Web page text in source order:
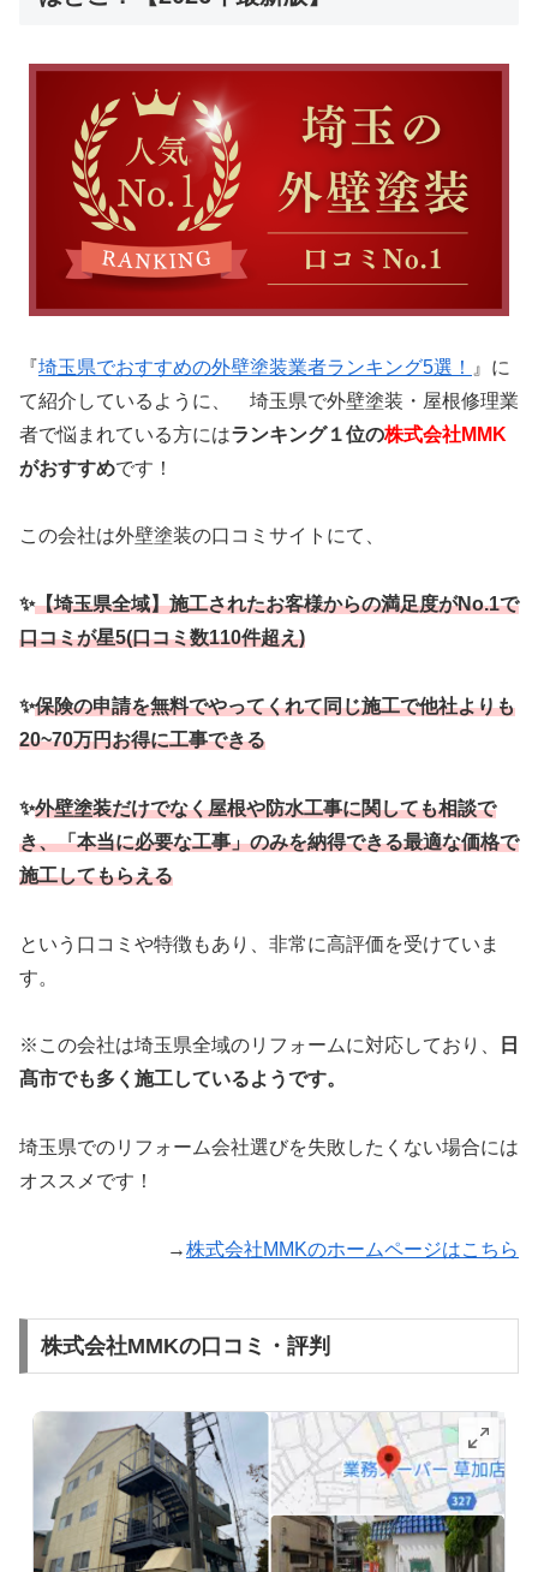
『埼玉県でおすすめの外壁塗装業者ランキング5選！
』に
て紹介しているように、 埼玉県で外壁塗装・屋根修理業
者で悩まれている方にはランキング１位の株式会社MMK
がおすすめです！
この会社は外壁塗装の口コミサイトにて、
✨【埼玉県全域】施工されたお客様からの満足度がNo.1で
口コミが星5(口コミ数110件超え)
✨保険の申請を無料でやってくれて同じ施工で他社よりも
20~70万円お得に工事できる
✨外壁塗装だけでなく屋根や防水工事に関しても相談で
き、「本当に必要な工事」のみを納得できる最適な価格で
施工してもらえる
という口コミや特徴もあり、非常に高評価を受けていま
す。
※この会社は埼玉県全域のリフォームに対応しており、
日
髙市でも多く施工しているようです。
埼玉県でのリフォーム会社選びを失敗したくない場合には
オススメです！
→株式会社MMKのホームページはこちら
株式会社MMKの口コミ・評判